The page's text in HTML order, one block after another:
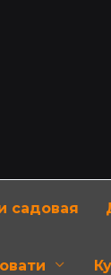
садовая